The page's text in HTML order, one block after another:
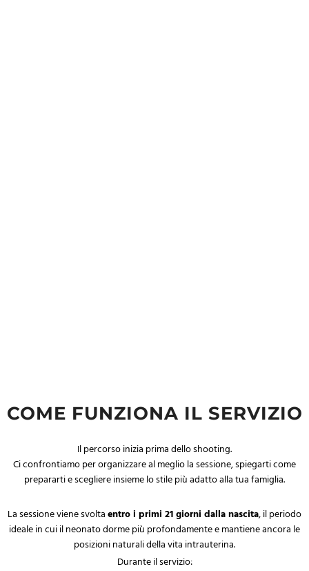
COME FUNZIONA IL SERVIZIO
Il percorso inizia prima dello shooting.
Ci confrontiamo per organizzare al meglio la sessione, spiegarti come
prepararti e scegliere insieme lo stile più adatto alla tua famiglia.
La sessione viene svoltaentro i primi 21 giorni dalla nascita, il periodo
ideale in cui il neonato dorme più profondamente e mantiene ancora le
posizioni naturali della vita intrauterina.
Durante il servizio: